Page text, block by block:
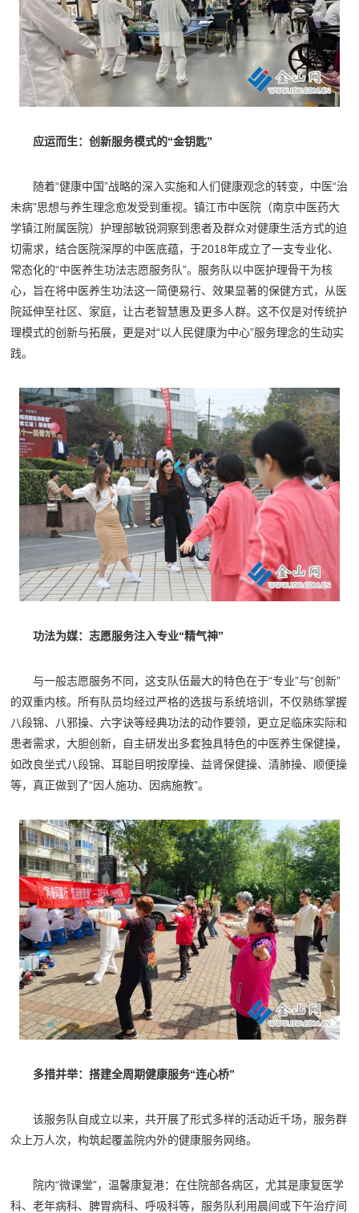
应运而生：创新服务模式的“金钥匙”
随着“健康中国”战略的深入实施和人们健康观念的转变，中医“治
未病”思想与养生理念愈发受到重视。镇江市中医院（南京中医药大
学镇江附属医院）护理部敏锐洞察到患者及群众对健康生活方式的迫
切需求，结合医院深厚的中医底蕴，于2018年成立了一支专业化、
常态化的“中医养生功法志愿服务队”。服务队以中医护理骨干为核
心，旨在将中医养生功法这一简便易行、效果显著的保健方式，从医
院延伸至社区、家庭，让古老智慧惠及更多人群。这不仅是对传统护
理模式的创新与拓展，更是对“以人民健康为中心”服务理念的生动实
践。
功法为媒：志愿服务注入专业“精气神”
与一般志愿服务不同，这支队伍最大的特色在于“专业”与“创新”
的双重内核。所有队员均经过严格的选拔与系统培训，不仅熟练掌握
八段锦、八邪操、六字诀等经典功法的动作要领，更立足临床实际和
患者需求，大胆创新，自主研发出多套独具特色的中医养生保健操，
如改良坐式八段锦、耳聪目明按摩操、益肾保健操、清肺操、顺便操
等，真正做到了“因人施功、因病施教”。
多措并举：搭建全周期健康服务“连心桥”
该服务队自成立以来，共开展了形式多样的活动近千场，服务群
众上万人次，构筑起覆盖院内外的健康服务网络。
院内“微课堂”，温馨康复港：在住院部各病区，尤其是康复医学
科、老年病科、脾胃病科、呼吸科等，服务队利用晨间或下午治疗间